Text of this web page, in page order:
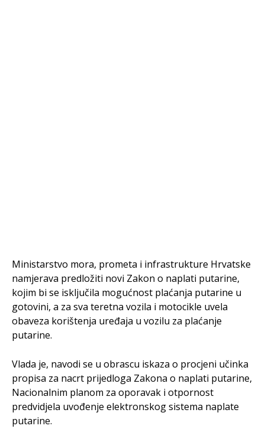
Ministarstvo mora, prometa i infrastrukture Hrvatske
namjerava predložiti novi Zakon o naplati putarine,
kojim bi se isključila mogućnost plaćanja putarine u
gotovini, a za sva teretna vozila i motocikle uvela
obaveza korištenja uređaja u vozilu za plaćanje
putarine.
Vlada je, navodi se u obrascu iskaza o procjeni učinka
propisa za nacrt prijedloga Zakona o naplati putarine,
Nacionalnim planom za oporavak i otpornost
predvidjela uvođenje elektronskog sistema naplate
putarine.